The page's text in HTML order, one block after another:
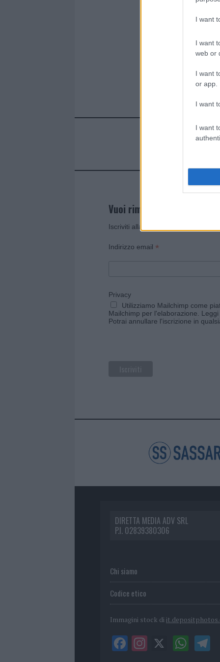
I want
I want
web or
I want
or app.
I want
I want
Vuoi rimanere sempre
Iscriviti alla newsletter di Gallura
Indirizzo email *
Privacy
Utilizziamo Mailchimp come
Mailchimp per l'elaborazione.
Potrai annullare l'iscrizione in
DIRETTA MEDIA ADV SRL
P.I. 02839380306
Chi siamo
Codice etico
Immagini stock di